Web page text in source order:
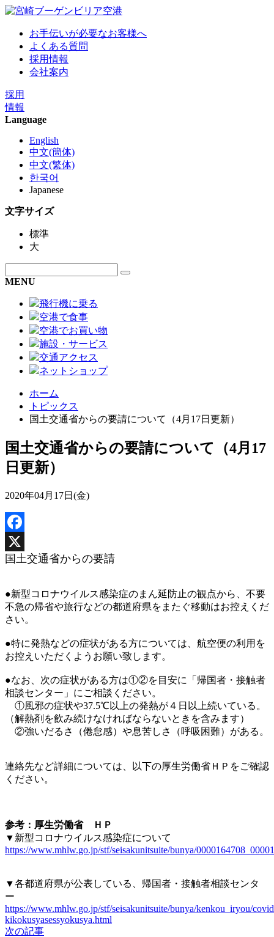
お手伝いが必要なお客様へ
よくある質問
採用情報
会社案内
採用
情報
Language
English
中文(簡体)
中文(繁体)
한국어
Japanese
文字サイズ
標準
大
MENU
飛行機に乗る
空港で食事
空港でお買い物
施設・サービス
交通アクセス
ネットショップ
ホーム
トピックス
国土交通省からの要請について（4月17日更新）
国土交通省からの要請について（4月17
日更新）
2020年04月17日(金)
Facebook
X
国土交通省からの要請
●新型コロナウイルス感染症のまん延防止の観点から、不要
不急の帰省や旅行などの都道府県をまたぐ移動はお控えくだ
さい。
●特に発熱などの症状がある方については、航空便の利用を
お控えいただくようお願い致します。
●なお、次の症状がある方は①②を目安に「帰国者・接触者
相談センター」にご相談ください。
①風邪の症状や37.5℃以上の発熱が４日以上続いている。
（解熱剤を飲み続けなければならないときを含みます）
②強いだるさ（倦怠感）や息苦しさ（呼吸困難）がある。
連絡先など詳細については、以下の厚生労働省ＨＰをご確認
ください。
参考：厚生労働省 ＨＰ
▼新型コロナウイルス感染症について
https://www.mhlw.go.jp/stf/seisakunitsuite/bunya/
▼各都道府県が公表している、帰国者・接触者相談センタ
ー
https://www.mhlw.go.jp/stf/seisakunitsuite/bunya/kenkou_iryou/
kikokusyasessyokusya.html
次の記事